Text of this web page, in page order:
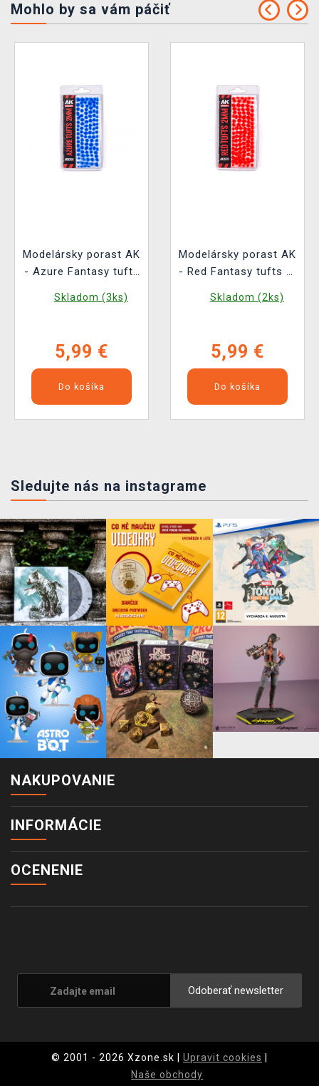
Mohlo by sa vám páčiť
Modelársky porast AK
- Azure Fantasy tufts
Skladom (3ks)
5,99 €
Do košíka
Modelársky porast AK
- Red Fantasy tufts (2
Skladom (2ks)
5,99 €
Do košíka
Sledujte nás na instagrame
NAKUPOVANIE
INFORMÁCIE
OCENENIE
Odoberať newsletter
© 2001 - 2026 Xzone.sk | Upravit cookies
Naše obchody